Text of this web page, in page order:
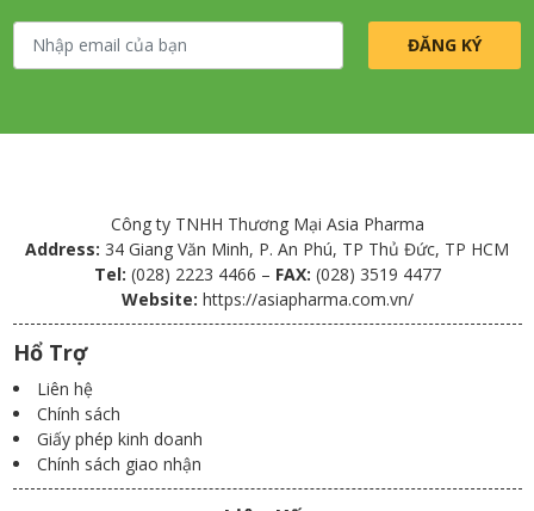
Công ty TNHH Thương Mại Asia Pharma
Address: 34 Giang Văn Minh, P. An Phú, TP Thủ Đức, TP HCM
Tel: (028) 2223 4466 – FAX: (028) 3519 4477
Website: https://asiapharma.com.vn/
Hổ Trợ
Liên hệ
Chính sách
Giấy phép kinh doanh
Chính sách giao nhận